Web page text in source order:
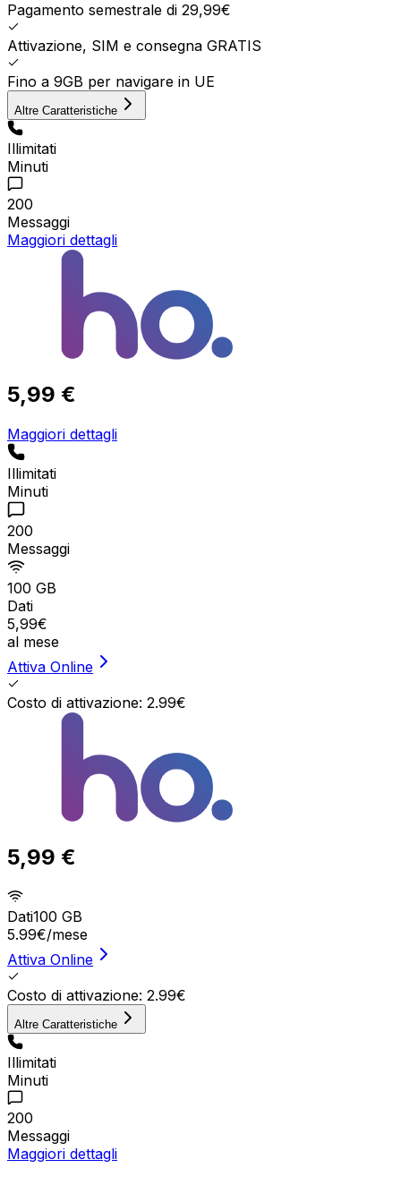
Pagamento semestrale di 29,99€
Attivazione, SIM e consegna GRATIS
Fino a 9GB per navigare in UE
Altre Caratteristiche
Illimitati
Minuti
200
Messaggi
Maggiori dettagli
5,99 €
Maggiori dettagli
Illimitati
Minuti
200
Messaggi
100 GB
Dati
5,99€
al mese
Attiva Online
Costo di attivazione: 2.99€
5,99 €
Dati100 GB
5.99€/mese
Attiva Online
Costo di attivazione: 2.99€
Altre Caratteristiche
Illimitati
Minuti
200
Messaggi
Maggiori dettagli